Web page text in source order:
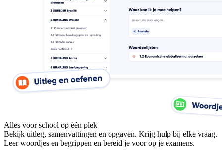
Alles voor school op één plek
Bekijk uitleg, samenvattingen en opgaven. Krijg hulp bij elke vraag.
Leer woordjes en begrippen en bereid je voor op je examens.